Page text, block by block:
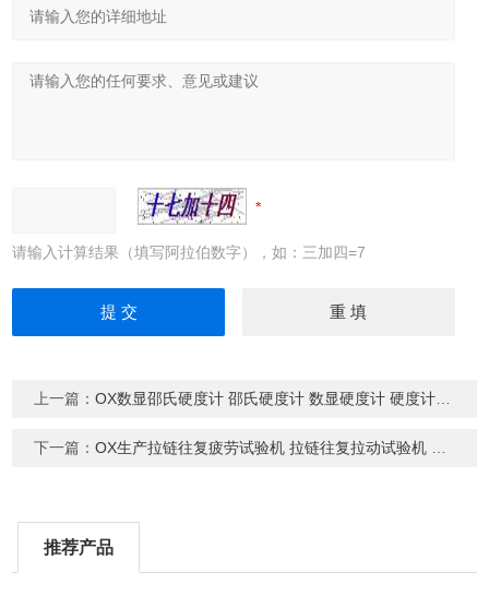
请输入计算结果（填写阿拉伯数字），如：三加四=7
上一篇：OX数显邵氏硬度计 邵氏硬度计 数显硬度计 硬度计 橡胶硬度计
下一篇：OX生产拉链往复疲劳试验机 拉链往复拉动试验机 拉链耐疲劳试验机
推荐产品